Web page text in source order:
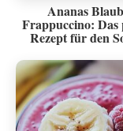
Ananas
Frappuccino: Das
Rezept für den